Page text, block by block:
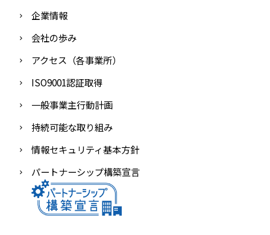
企業情報
会社の歩み
アクセス（各事業所）
ISO9001認証取得
一般事業主行動計画
持続可能な取り組み
情報セキュリティ基本方針
パートナーシップ構築宣言